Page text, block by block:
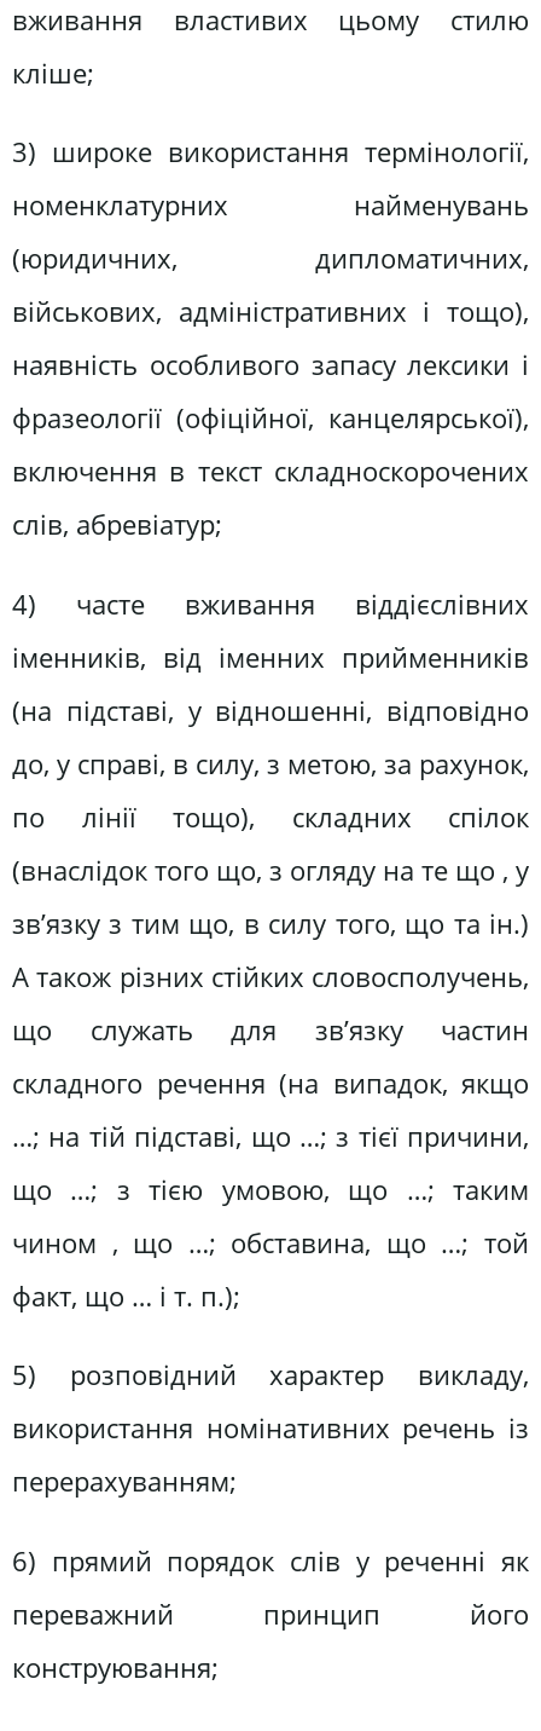
вживання властивих цьому стилю
кліше;
3) широке використання термінології,
номенклатурних найменувань
(юридичних, дипломатичних,
військових, адміністративних і тощо),
наявність особливого запасу лексики і
фразеології (офіційної, канцелярської),
включення в текст складноскорочених
слів, абревіатур;
4) часте вживання віддієслівних
іменників, від іменних прийменників
(на підставі, у відношенні, відповідно
до, у справі, в силу, з метою, за рахунок,
по лінії тощо), складних спілок
(внаслідок того що, з огляду на те що , у
зв’язку з тим що, в силу того, що та ін.)
А також різних стійких словосполучень,
що служать для зв’язку частин
складного речення (на випадок, якщо
…; на тій підставі, що …; з тієї причини,
що …; з тією умовою, що …; таким
чином , що …; обставина, що …; той
факт, що … і т. п.);
5) розповідний характер викладу,
використання номінативних речень із
перерахуванням;
6) прямий порядок слів у реченні як
переважний принцип його
конструювання;